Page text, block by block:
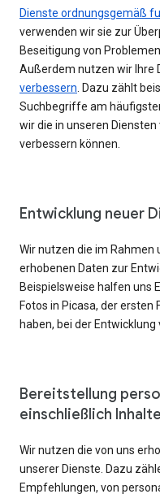
Dienste ordnungsgemäß
verwenden wir sie zur
Beseitigung von
Außerdem nutzen wir Ihre
verbessern . Dazu zählt
Suchbegriffe am
wir die in unseren
verbessern können.
Entwicklung neuer
Wir nutzen die im Rahmen
erhobenen Daten zur
Beispielsweise halfen uns
Fotos in Picasa, der ersten
haben, bei der Entwicklung
Bereitstellung
einschließlich
Wir nutzen die von uns
unserer Dienste. Dazu
Empfehlungen, von